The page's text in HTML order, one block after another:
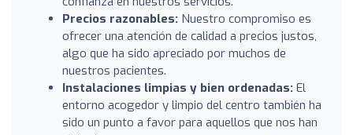
Precios razonables: Nuestro compromiso es
ofrecer una atención de calidad a precios justos,
algo que ha sido apreciado por muchos de
nuestros pacientes.
Instalaciones limpias y bien ordenadas: El
entorno acogedor y limpio del centro también ha
sido un punto a favor para aquellos que nos han